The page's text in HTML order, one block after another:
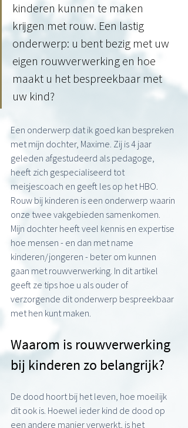
kinderen kunnen te maken
krijgen met rouw. Een lastig
onderwerp: u bent bezig met uw
eigen rouwverwerking en hoe
maakt u het bespreekbaar met
uw kind?
Een onderwerp dat ik goed kan bespreken
met mijn dochter, Maxime. Zij is 4 jaar
geleden afgestudeerd als pedagoge,
heeft zich gespecialiseerd tot
meisjescoach en geeft les op het HBO.
Rouw bij kinderen is een onderwerp waarin
onze twee vakgebieden samenkomen.
Mijn dochter heeft veel kennis en expertise
hoe mensen - en dan met name
kinderen/jongeren - beter om kunnen
gaan met rouwverwerking. In dit artikel
geeft ze tips hoe u als ouder of
verzorgende dit onderwerp bespreekbaar
met hen kunt maken.
Waarom is rouwverwerking
bij kinderen zo belangrijk?
De dood hoort bij het leven, hoe moeilijk
dit ook is. Hoewel ieder kind de dood op
een andere manier verwerkt, is het